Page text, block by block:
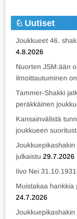
Uutiset
Joukkueet 46.
4.8.2026
Nuorten JSM:ään
ilmoittautuminen
Tammer-Shakki
peräkkäinen
Kansainvälistä
joukkueen
julkaistu 29.7.2026
Iivo Nei
Muistakaa hankkia
24.7.2026